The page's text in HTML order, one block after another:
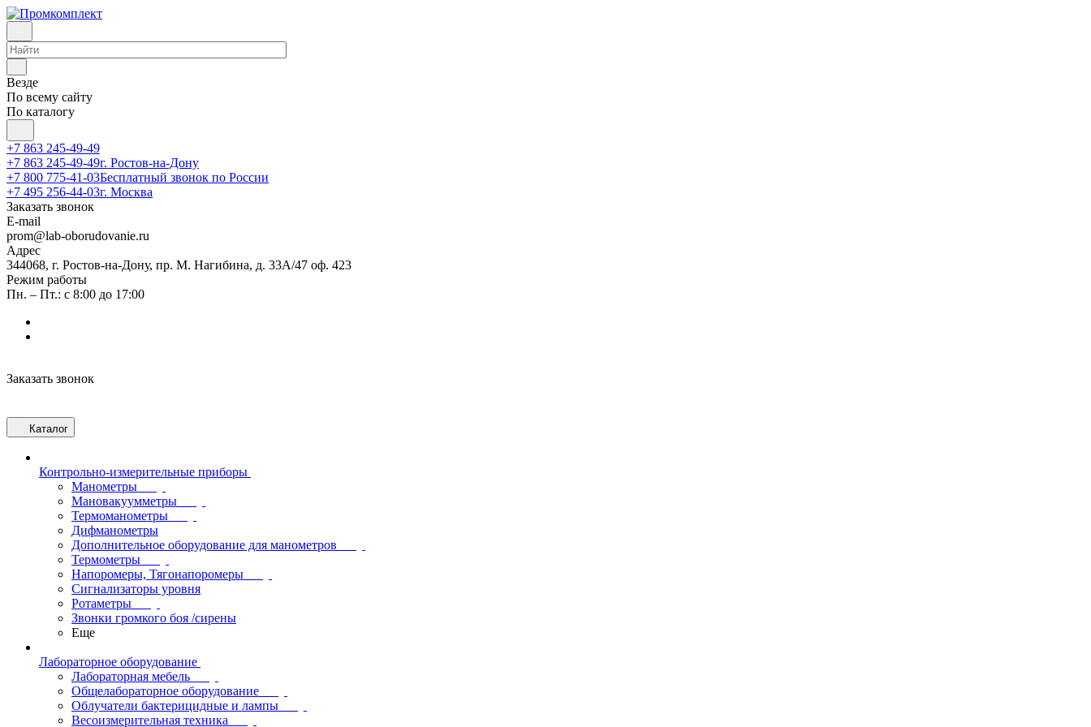
Везде
По всему сайту
По каталогу
+7 863 245-49-49
+7 863 245-49-49г. Ростов-на-Дону
+7 800 775-41-03Бесплатный звонок по России
+7 495 256-44-03г. Москва
Заказать звонок
E-mail
prom@lab-oborudovanie.ru
Адрес
344068, г. Ростов-на-Дону, пр. М. Нагибина, д. 33А/47 оф. 423
Режим работы
Пн. – Пт.: с 8:00 до 17:00
Заказать звонок
Каталог
Контрольно-измерительные приборы
Манометры
Мановакуумметры
Термоманометры
Дифманометры
Дополнительное оборудование для манометров
Термометры
Напоромеры, Тягонапоромеры
Сигнализаторы уровня
Ротаметры
Звонки громкого боя /сирены
Еще
Лабораторное оборудование
Лабораторная мебель
Общелабораторное оборудование
Облучатели бактерицидные и лампы
Весоизмерительная техника